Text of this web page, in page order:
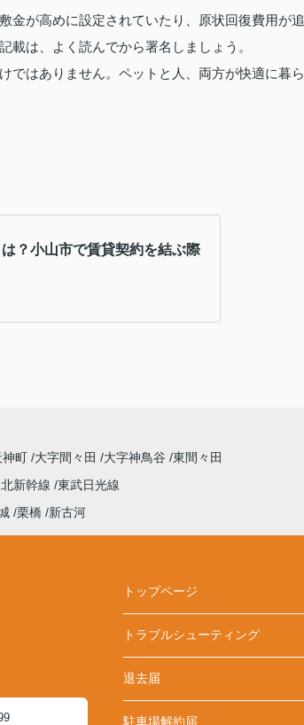
金が高めに設定されていたり、原状回復費用が追
は、よく読んでから署名しましょう。
ではありません。ペットと人、両方が快適に暮ら
は？小山市で賃貸契約を結ぶ際
神町 大字間々田 大字神鳥谷 東間々田
新幹線 東武日光線
栗橋 新古河
トップページ
トラブルシューティング
退去届
駐車場解約届